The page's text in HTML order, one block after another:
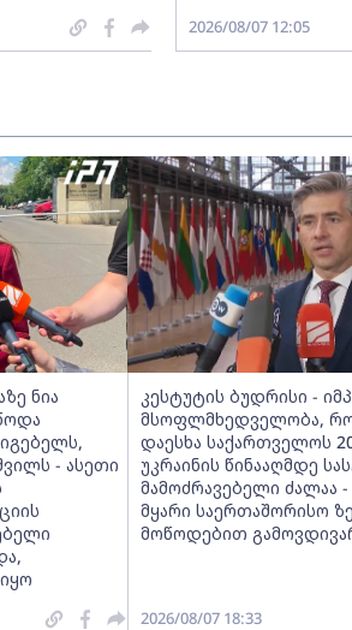
2026/08/07 12:05
ნია
- ასეთი
კესტუტის ბუდრისი -
მსოფლმხედველობა,
დაესხა საქართველოს
უკრაინის წინააღმდე
მამოძრავებელი ძალაა
მყარი საერთაშორისო
მოწოდებით
2026/08/07 18:33